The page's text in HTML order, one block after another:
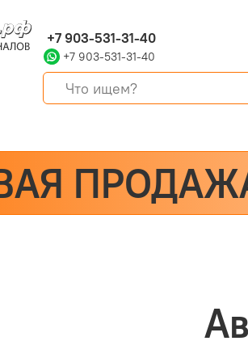
+7 903-531-31-40
+7 903-531-31-40